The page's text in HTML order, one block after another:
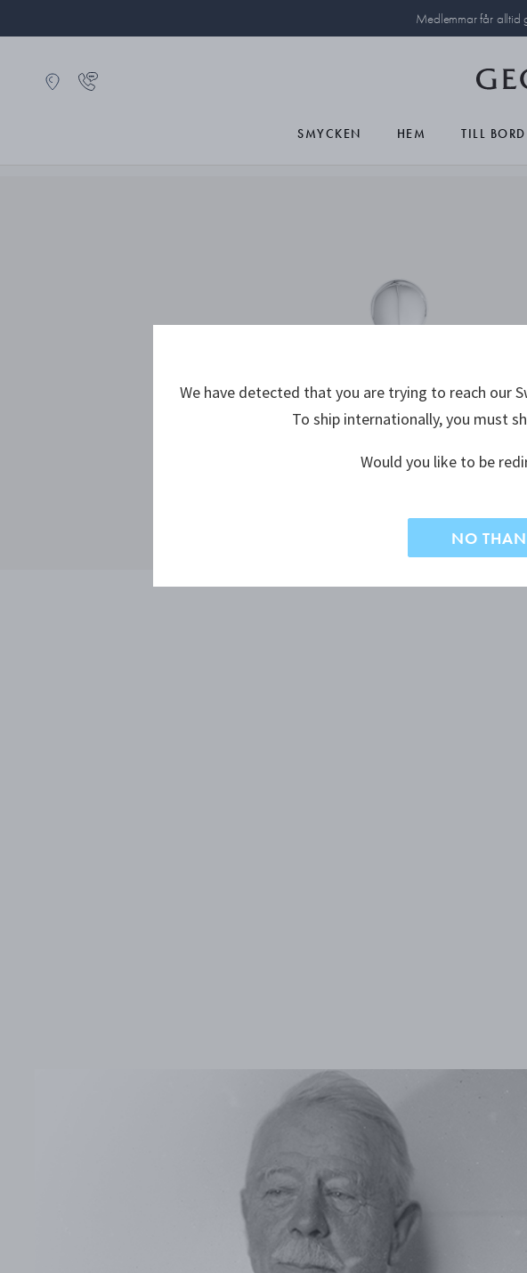
Medlemmar får alltid
SMYCKEN HEM TILL
We have detected that you are trying to reach our
To ship internationally, you must
Would you like to be
NO